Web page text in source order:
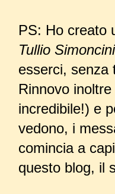
PS: Ho creato
Tullio Simoncini
esserci, senza
Rinnovo
incredibile!) e
vedono, i
comincia a
questo blog, il